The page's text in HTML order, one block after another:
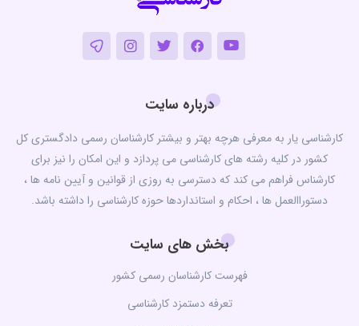
درباره سایت
کارشناسی یار به معرفی هرچه بهتر و بیشتر کارشناسان رسمی دادگستری کل
کشور در کلیه رشته های کارشناسی می پردازد و این امکان را نیز برای
کارشناس فراهم می کند که دسترسی به روزی از قوانین و آیین نامه ها ،
دستوراالعمل ها ، احکام و استانداردها حوزه کارشناسی را داشته باشد.
بخش های سایت
فهرست کارشناسان رسمی کشور
تعرفه دستمزد کارشناسی